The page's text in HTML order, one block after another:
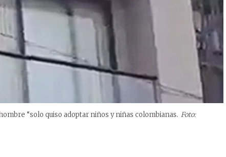
“solo quiso adoptar niños y niñas colombianas. Foto: